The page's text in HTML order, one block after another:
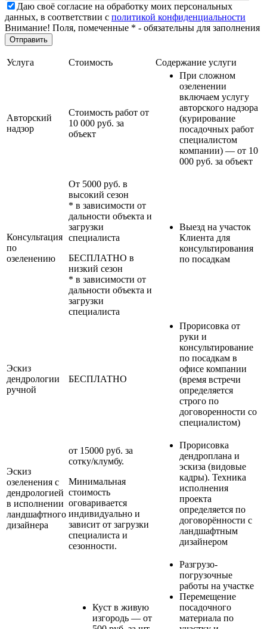
Даю своё согласие на обработку моих персональных
данных, в соответствии с политикой конфиденциальности
Внимание! Поля, помеченные * - обязательны для заполнения
Услуга Стоимость Содержание услуги
Авторский
надзор
Стоимость работ от
10 000 руб. за
объект
При сложном
озеленении
включаем услугу
авторского надзора
(курирование
посадочных работ
специалистом
компании) — от 10
000 руб. за объект
Консультация
по
озеленению
От 5000 руб. в
высокий сезон
* в зависимости от
дальности объекта и
загрузки
специалиста
БЕСПЛАТНО в
низкий сезон
* в зависимости от
дальности объекта и
загрузки
специалиста
Выезд на участок
Клиента для
консультирования
по посадкам
Эскиз
дендрологии
ручной
БЕСПЛАТНО
Прорисовка от
руки и
консультирование
по посадкам в
офисе компании
(время встречи
определяется
строго по
договоренности со
специалистом)
Эскиз
озеленения с
дендрологией
в исполнении
ландшафтного
дизайнера
от 15000 руб. за
сотку/клумбу.
Минимальная
стоимость
оговаривается
индивидуально и
зависит от загрузки
специалиста и
сезонности.
Прорисовка
дендроплана и
эскиза (видовые
кадры). Техника
исполнения
проекта
определяется по
договорённости с
ландшафтным
дизайнером
Куст в живую
изгородь — от
Разгрузо-
погрузочные
работы на участке
Перемещение
посадочного
материала по